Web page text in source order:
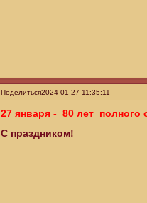
Поделиться2024-01-27 11:35:11
27 января - 80 лет полного
С праздником!